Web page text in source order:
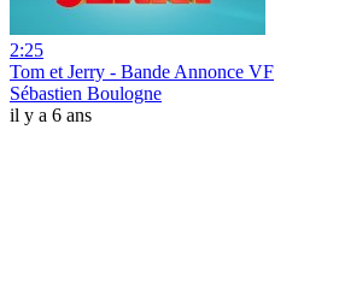
2:25
Tom et Jerry - Bande Annonce VF
Sébastien Boulogne
il y a 6 ans